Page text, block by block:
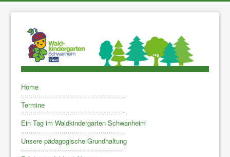
Home
Termine
Ein Tag im Waldkindergarten Schwanheim
Unsere pädagogische Grundhaltung